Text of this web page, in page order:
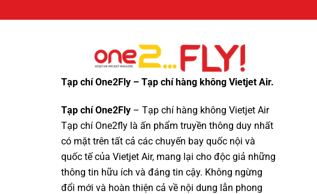
Tạp chí One2Fly – Tạp chí hàng không Vietjet Air.
Tạp chí One2Fly – Tạp chí hàng không Vietjet Air
Tạp chí One2fly là ấn phẩm truyền thông duy nhất
có mặt trên tất cả các chuyến bay quốc nội và
quốc tế của Vietjet Air, mang lại cho độc giả những
thông tin hữu ích và đáng tin cậy. Không ngừng
đổi mới và hoàn thiện cả về nội dung lẫn phong